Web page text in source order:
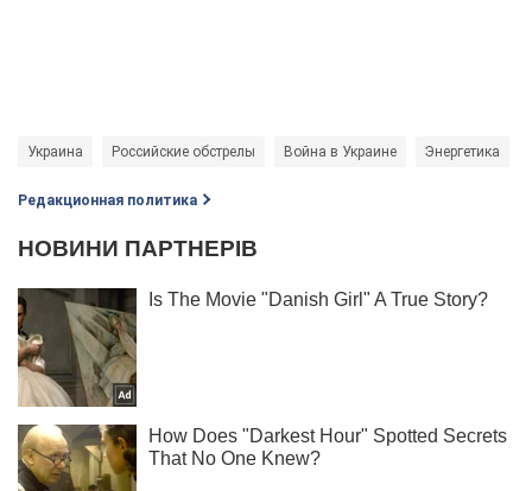
Украина Российские обстрелы Война в Украине Энергетика
Редакционная политика